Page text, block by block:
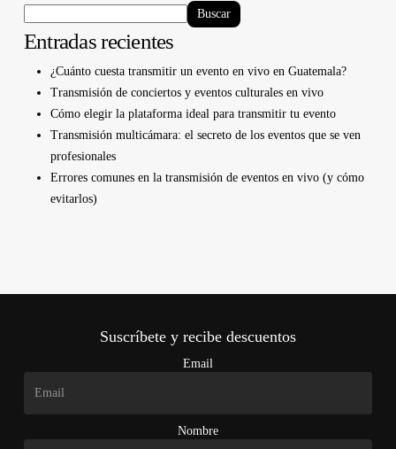
Buscar
Entradas recientes
¿Cuánto cuesta transmitir un evento en vivo en Guatemala?
Transmisión de conciertos y eventos culturales en vivo
Cómo elegir la plataforma ideal para transmitir tu evento
Transmisión multicámara: el secreto de los eventos que se ven
profesionales
Errores comunes en la transmisión de eventos en vivo (y cómo
evitarlos)
Suscríbete y recibe descuentos
Email
Nombre